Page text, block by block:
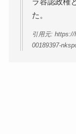
ラ容認政権
た。
引用元:
00189397-